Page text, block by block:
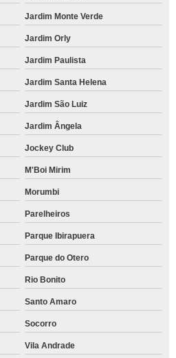
Jardim Monte Verde
Jardim Orly
Jardim Paulista
Jardim Santa Helena
Jardim São Luiz
Jardim Ângela
Jockey Club
M'Boi Mirim
Morumbi
Parelheiros
Parque Ibirapuera
Parque do Otero
Rio Bonito
Santo Amaro
Socorro
Vila Andrade